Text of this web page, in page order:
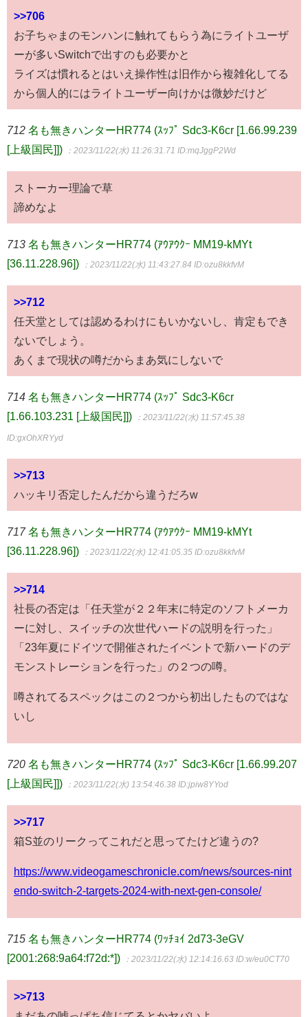
>>706
お子ちゃまのモンハンに触れてもらう為にライトユーザ
ーが多いSwitchで出すのも必要かと
ライズは慣れるとはいえ操作性は旧作から複雑化してる
から個人的にはライトユーザー向けかは微妙だけど
712 名も無きハンターHR774 (ｽｯﾌﾟ Sdc3-K6cr [1.66.99.239
[上級国民]])
：2023/11/22(水) 11:26:31.71 ID:mqJggP2Wd
ストーカー理論で草
諦めなよ
713 名も無きハンターHR774 (ｱｳｱｳｸｰ MM19-kMYt
[36.11.228.96])
：2023/11/22(水) 11:43:27.84 ID:ozu8kkfvM
>>712
任天堂としては認めるわけにもいかないし、肯定もでき
ないでしょう。
あくまで現状の噂だからまあ気にしないで
714 名も無きハンターHR774 (ｽｯﾌﾟ Sdc3-K6cr
[1.66.103.231 [上級国民]])
：2023/11/22(水) 11:57:45.38
ID:gxOhXRYyd
>>713
ハッキリ否定したんだから違うだろw
717 名も無きハンターHR774 (ｱｳｱｳｸｰ MM19-kMYt
[36.11.228.96])
：2023/11/22(水) 12:41:05.35 ID:ozu8kkfvM
>>714
社長の否定は「任天堂が２２年末に特定のソフトメーカ
ーに対し、スイッチの次世代ハードの説明を行った」
「23年夏にドイツで開催されたイベントで新ハードのデ
モンストレーションを行った」の２つの噂。
噂されてるスペックはこの２つから初出したものではな
いし
720 名も無きハンターHR774 (ｽｯﾌﾟ Sdc3-K6cr [1.66.99.207
[上級国民]])
：2023/11/22(水) 13:54:46.38 ID:jpiw8YYod
>>717
箱S並のリークってこれだと思ってたけど違うの?
https://www.videogameschronicle.com/news/sources-nint
endo-switch-2-targets-2024-with-next-gen-console/
715 名も無きハンターHR774 (ﾜｯﾁｮｲ 2d73-3eGV
[2001:268:9a64:f72d:*])
：2023/11/22(水) 12:14:16.63 ID:w/eu0CT70
>>713